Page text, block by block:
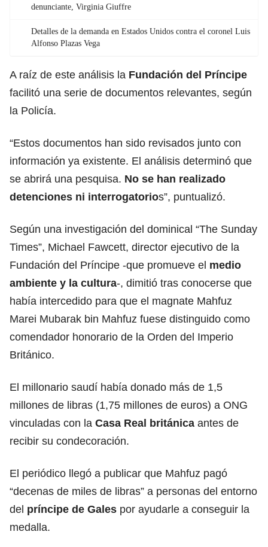
denunciante, Virginia Giuffre
Detalles de la demanda en Estados Unidos contra el coronel Luis
Alfonso Plazas Vega
A raíz de este análisis la Fundación del Príncipe
facilitó una serie de documentos relevantes, según
la Policía.
“Estos documentos han sido revisados junto con
información ya existente. El análisis determinó que
se abrirá una pesquisa. No se han realizado
detenciones ni interrogatorios”, puntualizó.
Según una investigación del dominical “The Sunday
Times”, Michael Fawcett, director ejecutivo de la
Fundación del Príncipe -que promueve el medio
ambiente y la cultura-, dimitió tras conocerse que
había intercedido para que el magnate Mahfuz
Marei Mubarak bin Mahfuz fuese distinguido como
comendador honorario de la Orden del Imperio
Británico.
El millonario saudí había donado más de 1,5
millones de libras (1,75 millones de euros) a ONG
vinculadas con la Casa Real británica antes de
recibir su condecoración.
El periódico llegó a publicar que Mahfuz pagó
“decenas de miles de libras” a personas del entorno
del príncipe de Gales por ayudarle a conseguir la
medalla.